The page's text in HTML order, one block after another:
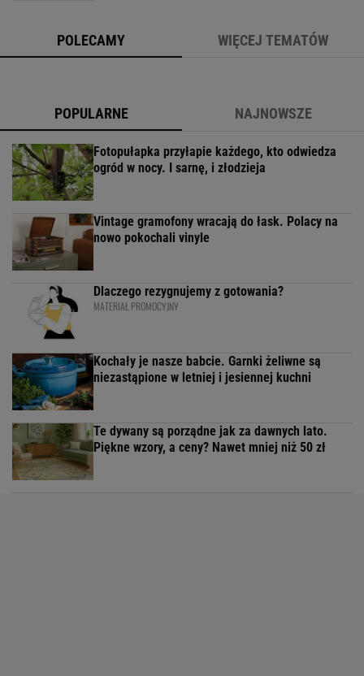
POLECAMY WIĘCEJ TEMATÓW
POPULARNE NAJNOWSZE
Fotopułapka przyłapie każdego, kto odwiedza
ogród w nocy. I sarnę, i złodzieja
Vintage gramofony wracają do łask. Polacy na
nowo pokochali vinyle
Dlaczego rezygnujemy z gotowania?
MATERIAŁ PROMOCYJNY
Kochały je nasze babcie. Garnki żeliwne są
niezastąpione w letniej i jesiennej kuchni
Te dywany są porządne jak za dawnych lato.
Piękne wzory, a ceny? Nawet mniej niż 50 zł